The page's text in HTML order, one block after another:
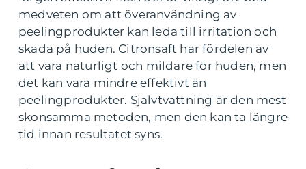
medveten om att överanvändning av
peelingprodukter kan leda till irritation och
skada på huden. Citronsaft har fördelen av
att vara naturligt och mildare för huden, men
det kan vara mindre effektivt än
peelingprodukter. Självtvättning är den mest
skonsamma metoden, men den kan ta längre
tid innan resultatet syns.